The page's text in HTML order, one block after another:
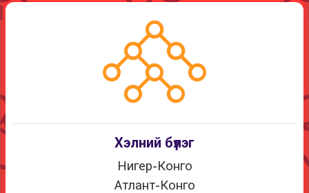
Хэлний бүлэг
Нигер-Конго
Атлант-Конго